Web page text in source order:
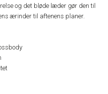
og det bløde læder gør den til
ærinder til aftenens planer.